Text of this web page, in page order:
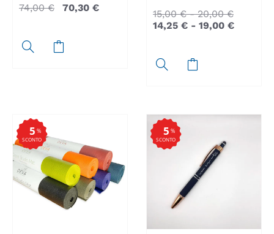
74,00€ 70,30 €
15,00€ - 20,00€
14,25 € - 19,00 €
%
SCONTO
5 %
SCONTO
5